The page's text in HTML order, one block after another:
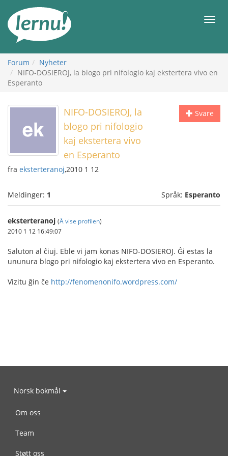
innholdet
Meny
Forum
Nyheter
NIFO-DOSIEROJ, la blogo pri nifologio kaj ekstertera vivo en
Esperanto
Svare
NIFO-DOSIEROJ, la
blogo pri nifologio
kaj ekstertera vivo
en Esperanto
fra eksterteranoj,2010 1 12
Meldinger: 1 Språk: Esperanto
eksterteranoj (Å vise profilen)
2010 1 12 16:49:07
Saluton al ĉiuj. Eble vi jam konas NIFO-DOSIEROJ. Ĝi estas la
ununura blogo pri nifologio kaj ekstertera vivo en Esperanto.
Vizitu ĝin ĉe http://fenomenonifo.wordpress.com/
Norsk bokmål
Om oss
Team
Støtt oss